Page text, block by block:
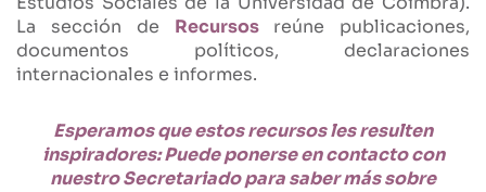
La sección de Recursos reúne publicaciones,
documentos políticos, declaraciones
internacionales e informes.
Esperamos que estos recursos les resulten
inspiradores: Puede ponerse en contacto con
nuestro Secretariado para saber más sobre